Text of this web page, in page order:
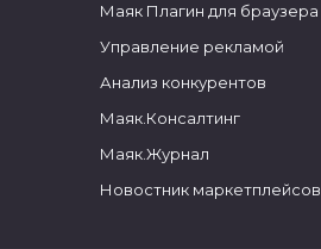
Маяк Плагин для браузера
Управление рекламой
Анализ конкурентов
Маяк.Консалтинг
Маяк.Журнал
Новостник маркетплейсов